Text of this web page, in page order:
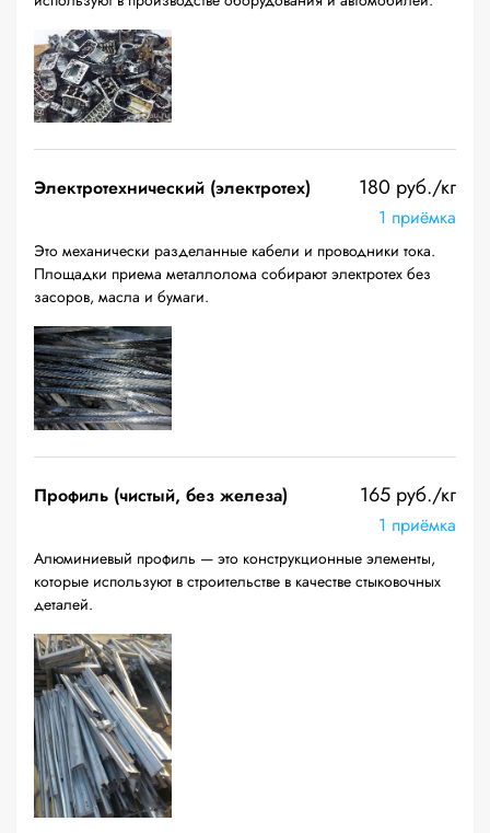
Электротехнический (электротех) 180 руб./кг
1 приёмка
Это механически разделанные кабели и проводники тока.
Площадки приема металлолома собирают электротех без
засоров, масла и бумаги.
Профиль (чистый, без железа) 165 руб./кг
1 приёмка
Алюминиевый профиль — это конструкционные элементы,
которые используют в строительстве в качестве стыковочных
деталей.